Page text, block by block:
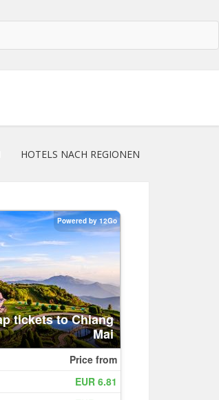
HOTELS NACH REGIONEN